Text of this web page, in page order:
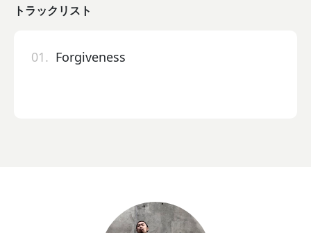
トラックリスト
01. Forgiveness